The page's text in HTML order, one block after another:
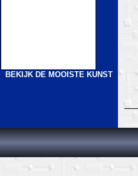
BEKIJK DE MOOISTE KUNST